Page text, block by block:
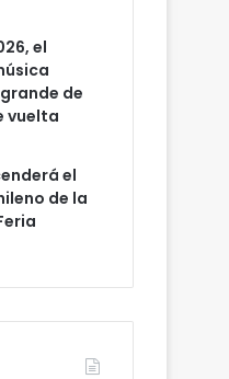
el
de
vuelta
el
de la